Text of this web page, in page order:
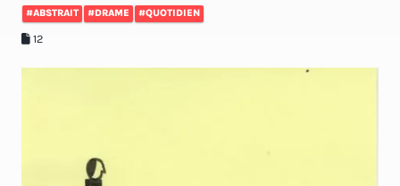
#ABSTRAIT #DRAME #QUOTIDIEN
12